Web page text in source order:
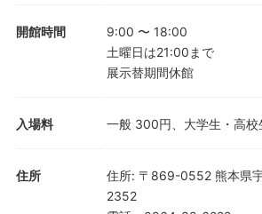
開館時間 9:00 〜 18:00
土曜日は21:00まで
展示替期間休館
入場料 一般 300円、大学生・高
住所 住所: 〒869-0552 熊本県
2352